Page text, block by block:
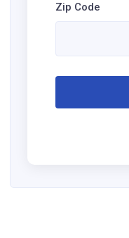
Zip Code